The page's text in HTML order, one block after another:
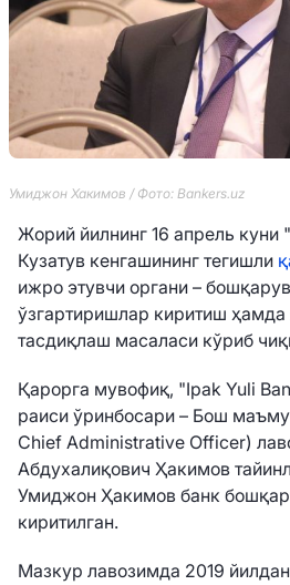
Умиджон Хакимов / Фото: Bankers.uz
Жорий йилнинг 16 апрель
Кузатув кенгашининг тегишли
ижро этувчи органи –
ўзгартиришлар киритиш ҳамда
тасдиқлаш масаласи кўриб
Қарорга мувофиқ, "Ipak Yuli
раиси ўринбосари – Бош
Chief Administrative Officer)
Абдухалиқович Ҳакимов
Умиджон Ҳакимов банк
киритилган.
Мазкур лавозимда 2019